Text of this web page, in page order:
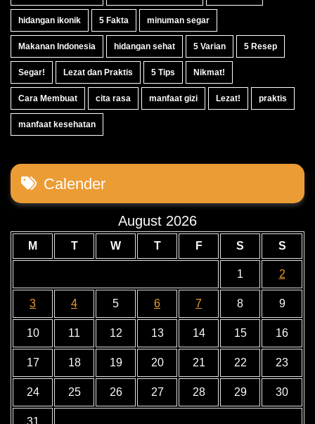
hidangan ikonik 5 Fakta minuman segar
Makanan Indonesia hidangan sehat 5 Varian 5 Resep
Segar! Lezat dan Praktis 5 Tips Nikmat!
Cara Membuat cita rasa manfaat gizi Lezat! praktis
manfaat kesehatan
Calender
August 2026
M T W T F S S
1 2
3 4 5 6 7 8 9
10 11 12 13 14 15 16
17 18 19 20 21 22 23
24 25 26 27 28 29 30
31